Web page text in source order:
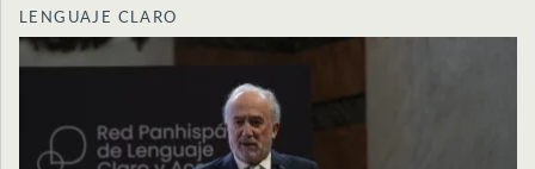
LENGUAJE CLARO